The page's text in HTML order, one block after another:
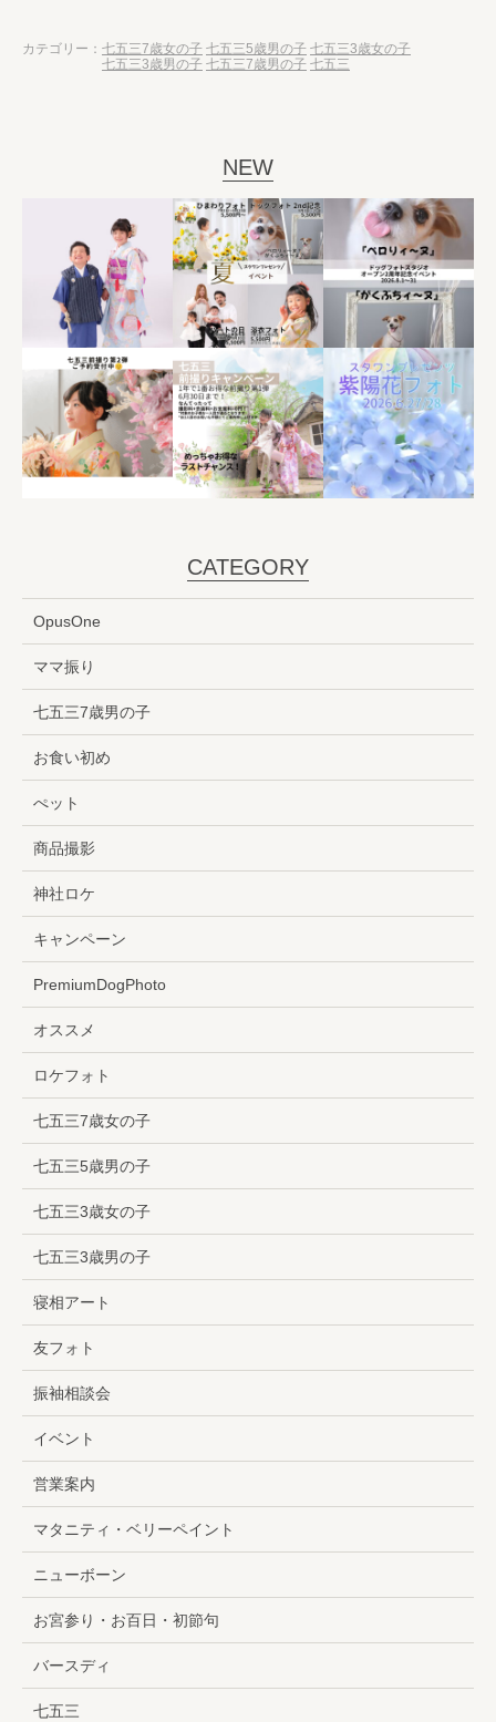
カテゴリー： 七五三7歳女の子 七五三5歳男の子 七五三3歳女の子
七五三3歳男の子 七五三7歳男の子 七五三
NEW
CATEGORY
OpusOne
ママ振り
七五三7歳男の子
お食い初め
ぺット
商品撮影
神社ロケ
キャンペーン
PremiumDogPhoto
オススメ
ロケフォト
七五三7歳女の子
七五三5歳男の子
七五三3歳女の子
七五三3歳男の子
寝相アート
友フォト
振袖相談会
イベント
営業案内
マタニティ・ベリーペイント
ニューボーン
お宮参り・お百日・初節句
バースディ
七五三